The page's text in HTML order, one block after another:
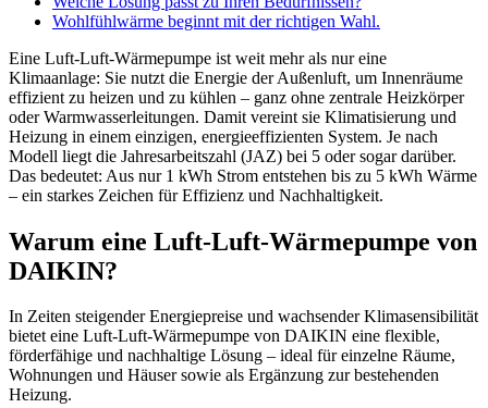
Wohlfühlwärme beginnt mit der richtigen Wahl.
Eine Luft-Luft-Wärmepumpe ist weit mehr als nur eine
Klimaanlage: Sie nutzt die Energie der Außenluft, um Innenräume
effizient zu heizen und zu kühlen – ganz ohne zentrale Heizkörper
oder Warmwasserleitungen. Damit vereint sie Klimatisierung und
Heizung in einem einzigen, energieeffizienten System. Je nach
Modell liegt die Jahresarbeitszahl (JAZ) bei 5 oder sogar darüber.
Das bedeutet: Aus nur 1 kWh Strom entstehen bis zu 5 kWh Wärme
– ein starkes Zeichen für Effizienz und Nachhaltigkeit.
Warum eine Luft-Luft-Wärmepumpe von
DAIKIN?
In Zeiten steigender Energiepreise und wachsender Klimasensibilität
bietet eine Luft-Luft-Wärmepumpe von DAIKIN eine flexible,
förderfähige und nachhaltige Lösung – ideal für einzelne Räume,
Wohnungen und Häuser sowie als Ergänzung zur bestehenden
Heizung.